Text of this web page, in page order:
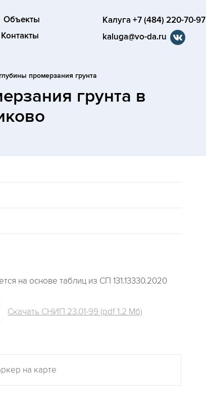
Объекты
Контакты
Калуга +7 (484) 220-70-97
kaluga@vo-da.ru
промерзания грунта
грунта в
на основе таблиц из СП 131.13330.2020
Скачать СНИП 23.01-99 (pdf 1.2 Мб)